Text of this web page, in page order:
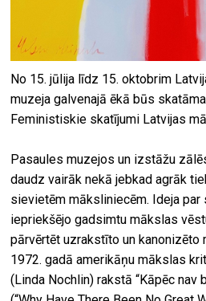
No 15. jūlija līdz 15. oktobrim
muzeja galvenajā ēkā būs
Feministiskie skatījumi Latvijas
Pasaules muzejos un izstāžu
daudz vairāk nekā jebkad agrāk
sievietēm māksliniecēm. Ideja
iepriekšējo gadsimtu mākslas
pārvērtēt uzrakstīto un
1972. gadā amerikāņu mākslas
(Linda Nochlin) rakstā “Kāpēc